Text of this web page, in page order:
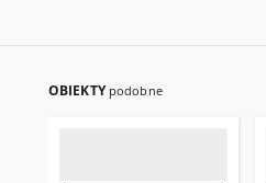
OBIEKTY podobne